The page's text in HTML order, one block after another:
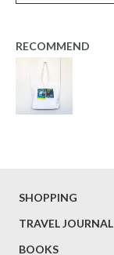
RECOMMEND
SHOPPING
TRAVEL JOURNAL
BOOKS